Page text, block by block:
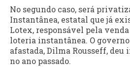
No segundo caso, será
Instantânea, estatal que já
Lotex, responsável pela
loteria instantânea. O
afastada, Dilma Rousseff, deu
no ano passado.